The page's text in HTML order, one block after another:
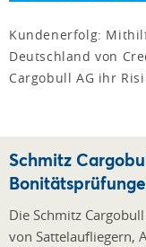
Kundenerfolg:
Deutschland von
Cargobull AG ihr
Schmitz
Die Schmitz
von Sattelaufliegern,